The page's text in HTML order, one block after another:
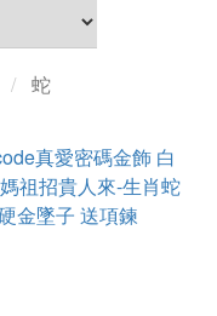
蛇